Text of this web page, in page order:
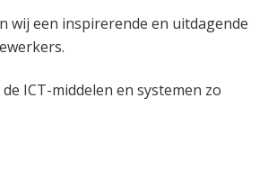
wij een inspirerende en uitdagende
ICT-middelen en systemen zo